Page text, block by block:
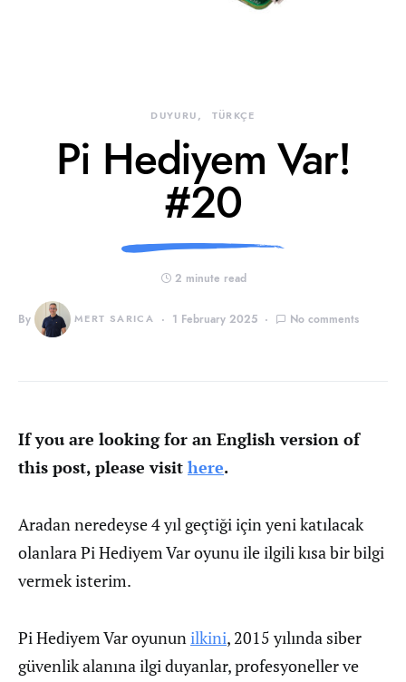
DUYURU TÜRKÇE
Pi Hediyem Var!
#20
2 minute read
By MERT SARICA 1 February 2025 No comments
If you are looking for an English version of
this post, please visit here.
Aradan neredeyse 4 yıl geçtiği için yeni katılacak
olanlara Pi Hediyem Var oyunu ile ilgili kısa bir bilgi
vermek isterim.
Pi Hediyem Var oyununilkini, 2015 yılında siber
güvenlik alanına ilgi duyanlar, profesyoneller ve